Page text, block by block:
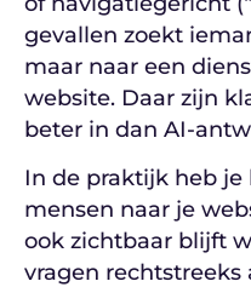
gevallen zoekt
maar naar een
website. Daar zijn
beter in dan AI-
In de praktijk heb je
mensen naar je
ook zichtbaar blijft
vragen rechtstreeks